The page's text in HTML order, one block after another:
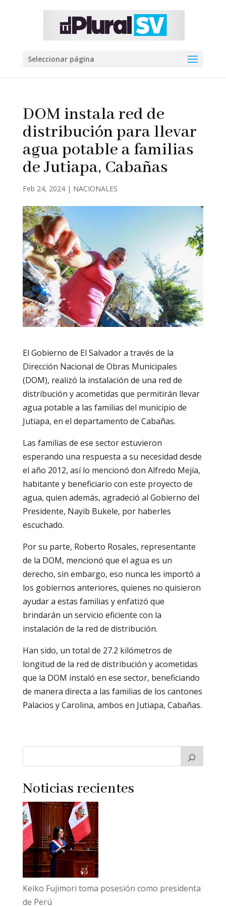
Seleccionar página
DOM instala red de
distribución para llevar
agua potable a familias
de Jutiapa, Cabañas
Feb 24, 2024| NACIONALES
El Gobierno de El Salvador a través de la
Dirección Nacional de Obras Municipales
(DOM), realizó la instalación de una red de
distribución y acometidas que permitirán llevar
agua potable a las familias del municipio de
Jutiapa, en el departamento de Cabañas.
Las familias de ese sector estuvieron
esperando una respuesta a su necesidad desde
el año 2012, así lo mencionó don Alfredo Mejía,
habitante y beneficiario con este proyecto de
agua, quien además, agradeció al Gobierno del
Presidente, Nayib Bukele, por haberles
escuchado.
Por su parte, Roberto Rosales, representante
de la DOM, mencionó que el agua es un
derecho, sin embargo, eso nunca les importó a
los gobiernos anteriores, quienes no quisieron
ayudar a estas familias y enfatizó que
brindarán un servicio eficiente con la
instalación de la red de distribución.
Han sido, un total de 27.2 kilómetros de
longitud de la red de distribución y acometidas
que la DOM instaló en ese sector, beneficiando
de manera directa a las familias de los cantones
Palacios y Carolina, ambos en Jutiapa, Cabañas.
Noticias recientes
Keiko Fujimori toma posesión como presidenta
de Perú